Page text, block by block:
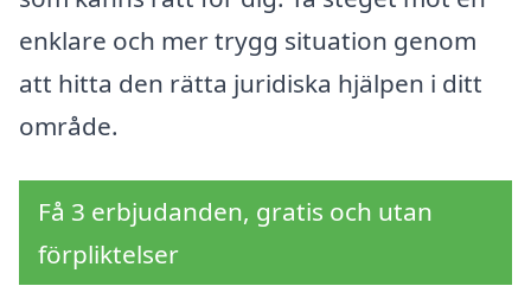
enklare och mer trygg situation genom
att hitta den rätta juridiska hjälpen i ditt
område.
Få 3 erbjudanden, gratis och utan
förpliktelser